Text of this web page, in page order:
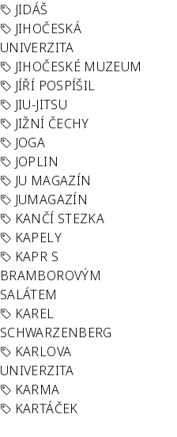
JIDÁŠ
JIHOČESKÁ
UNIVERZITA
JIHOČESKÉ MUZEUM
JÍŘÍ POSPÍŠIL
JIU-JITSU
JIŽNÍ ČECHY
JOGA
JOPLIN
JU MAGAZÍN
JUMAGAZÍN
KANČÍ STEZKA
KAPELY
KAPR S
BRAMBOROVÝM
SALÁTEM
KAREL
SCHWARZENBERG
KARLOVA
UNIVERZITA
KARMA
KARTÁČEK